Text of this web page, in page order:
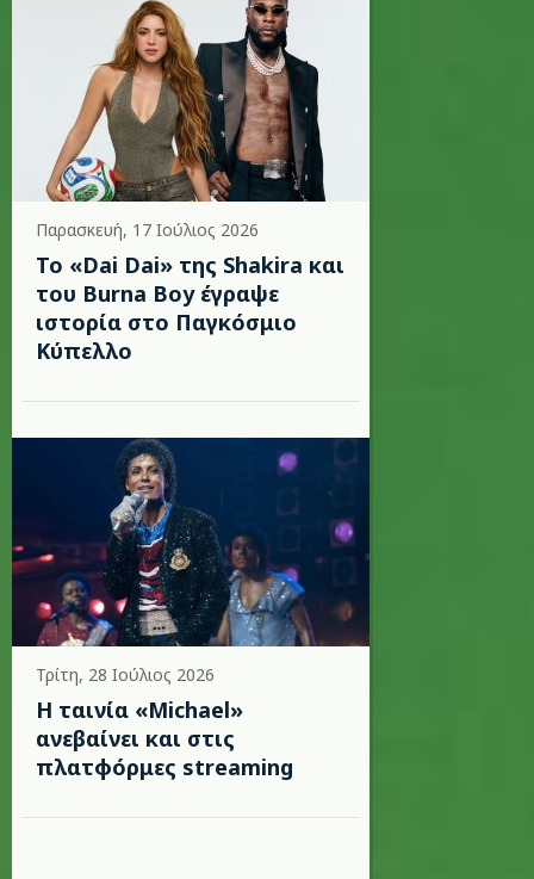
Παρασκευή, 17 Ιούλιος 2026
To «Dai Dai» της Shakira και
του Burna Boy έγραψε
ιστορία στο Παγκόσμιο
Κύπελλο
Τρίτη, 28 Ιούλιος 2026
Η ταινία «Michael»
ανεβαίνει και στις
πλατφόρμες streaming